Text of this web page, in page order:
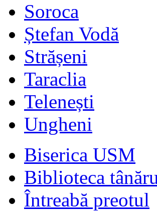
Soroca
Ștefan Vodă
Strășeni
Taraclia
Telenești
Ungheni
Biserica USM
Biblioteca
Întreabă preotul